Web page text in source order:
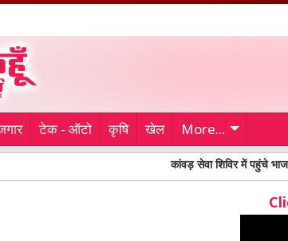
टेक - ऑटो कृषि खेल More...
कांवड़ सेवा शिविर में पहुंचे भाजपा एमएलसी,